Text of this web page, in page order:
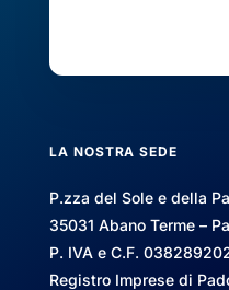
LA NOSTRA SEDE
P.zza del Sole e della
35031 Abano Terme –
P. IVA e C.F.
Registro Imprese di